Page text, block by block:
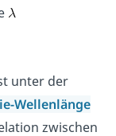
unter der
Wellenlänge
zwischen